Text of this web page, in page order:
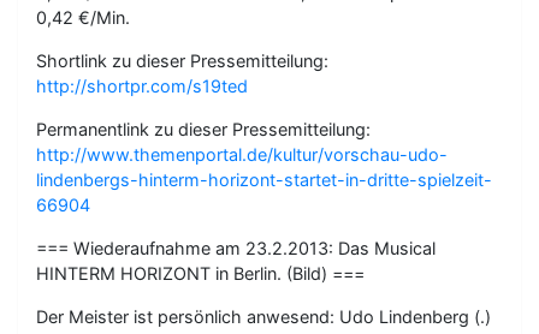
0,42 €/Min.
Shortlink zu dieser Pressemitteilung:
http://shortpr.com/s19ted
Permanentlink zu dieser Pressemitteilung:
http://www.themenportal.de/kultur/vorschau-udo-
lindenbergs-hinterm-horizont-startet-in-dritte-spielzeit-
66904
=== Wiederaufnahme am 23.2.2013: Das Musical
HINTERM HORIZONT in Berlin. (Bild) ===
Der Meister ist persönlich anwesend: Udo Lindenberg (.)